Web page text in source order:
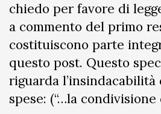
chiedo per favore di
a commento del primo
costituiscono parte
questo post. Questo
riguarda
spese: (“…la